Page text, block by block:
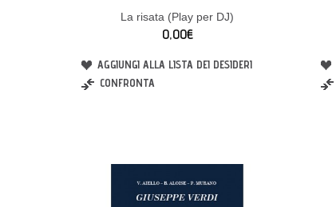
La risata (Play per DJ)
0,00€
AGGIUNGI ALLA LISTA DEI DESIDERI
CONFRONTA